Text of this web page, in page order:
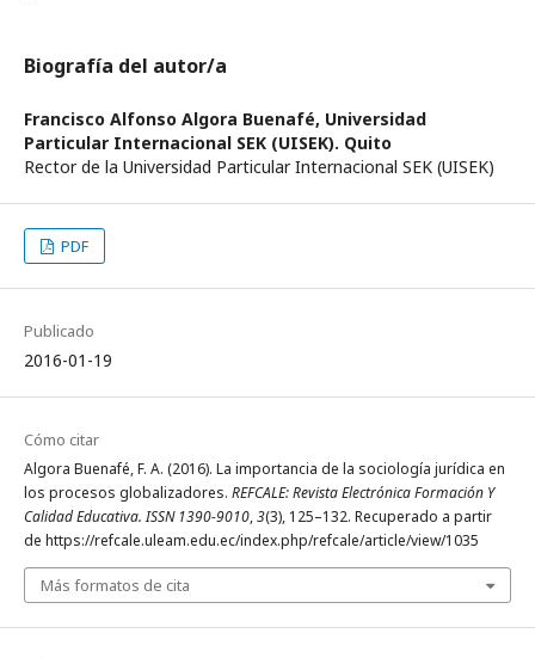
Biografía del autor/a
Francisco Alfonso Algora Buenafé, Universidad
Particular Internacional SEK (UISEK). Quito
Rector de la Universidad Particular Internacional SEK (UISEK)
PDF
Publicado
2016-01-19
Cómo citar
Algora Buenafé, F. A. (2016). La importancia de la sociología jurídica en
los procesos globalizadores. REFCALE: Revista Electrónica Formación Y
Calidad Educativa. ISSN 1390-9010,3(3), 125–132. Recuperado a partir
de https://refcale.uleam.edu.ec/index.php/refcale/article/view/1035
Más formatos de cita